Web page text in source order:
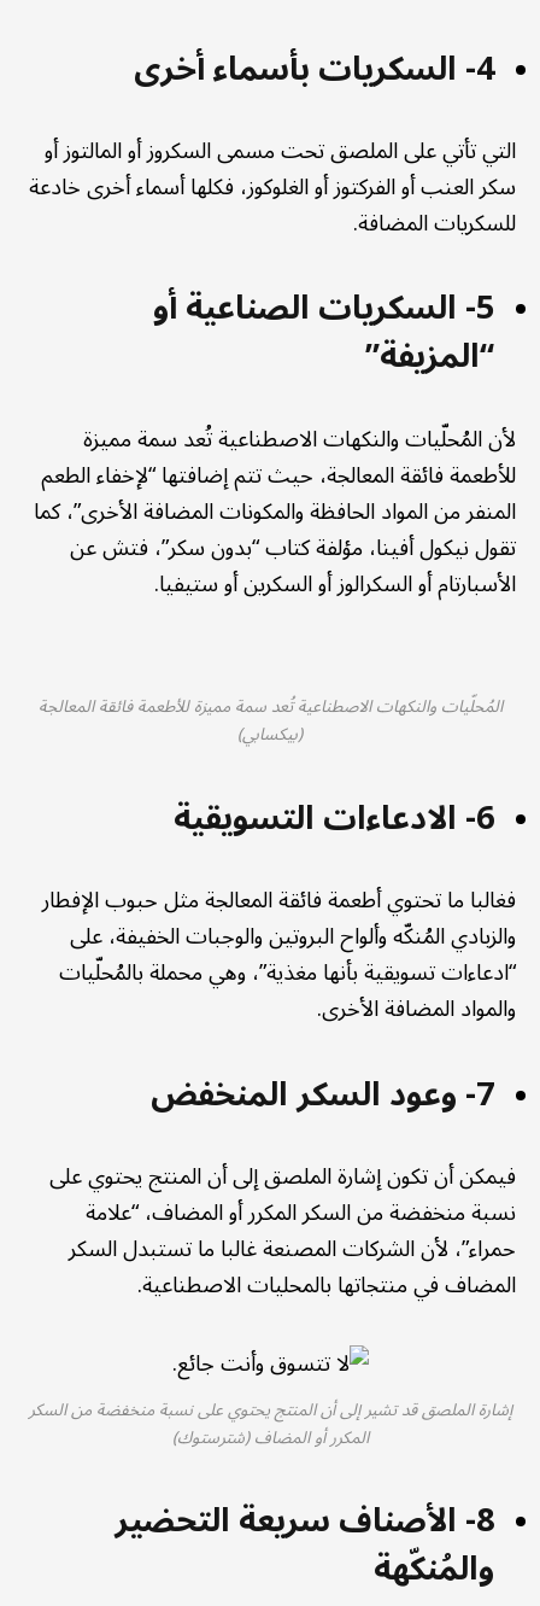
4- السكريات بأسماء أخرى
التي تأتي على الملصق تحت مسمى السكروز أو المالتوز أو
سكر العنب أو الفركتوز أو الغلوكوز، فكلها أسماء أخرى خادعة
للسكريات المضافة.
5- السكريات الصناعية أو
“المزيفة”
لأن المُحلّيات والنكهات الاصطناعية تُعد سمة مميزة
للأطعمة فائقة المعالجة، حيث تتم إضافتها “لإخفاء الطعم
المنفر من المواد الحافظة والمكونات المضافة الأخرى”، كما
تقول نيكول أفينا، مؤلفة كتاب “بدون سكر”، فتش عن
الأسبارتام أو السكرالوز أو السكرين أو ستيفيا.
المُحلّيات والنكهات الاصطناعية تُعد سمة مميزة للأطعمة فائقة المعالجة
(بيكسابي)
6- الادعاءات التسويقية
فغالبا ما تحتوي أطعمة فائقة المعالجة مثل حبوب الإفطار
والزبادي المُنكّه وألواح البروتين والوجبات الخفيفة، على
“ادعاءات تسويقية بأنها مغذية”، وهي محملة بالمُحلّيات
والمواد المضافة الأخرى.
7- وعود السكر المنخفض
فيمكن أن تكون إشارة الملصق إلى أن المنتج يحتوي على
نسبة منخفضة من السكر المكرر أو المضاف، “علامة
حمراء”، لأن الشركات المصنعة غالبا ما تستبدل السكر
المضاف في منتجاتها بالمحليات الاصطناعية.
إشارة الملصق قد تشير إلى أن المنتج يحتوي على نسبة منخفضة من السكر
المكرر أو المضاف (شترستوك)
8- الأصناف سريعة التحضير
والمُنكّهة